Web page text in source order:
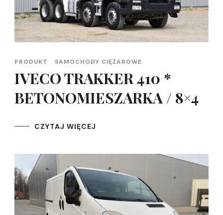
PRODUKT SAMOCHODY CIĘŻAROWE
IVECO TRAKKER 410 *
BETONOMIESZARKA / 8×4
CZYTAJ WIĘCEJ